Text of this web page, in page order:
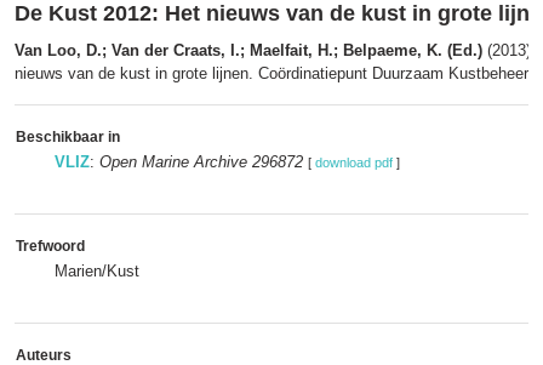
De Kust 2012: Het nieuws van de kust in grote
Van Loo, D.; Van der Craats, I.; Maelfait, H.; Belpaeme, K. (Ed.) (2013).
nieuws van de kust in grote lijnen. Coördinatiepunt Duurzaam Kustbeheer:
Beschikbaar in
VLIZ: Open Marine Archive 296872 [ download pdf ]
Trefwoord
Marien/Kust
Auteurs